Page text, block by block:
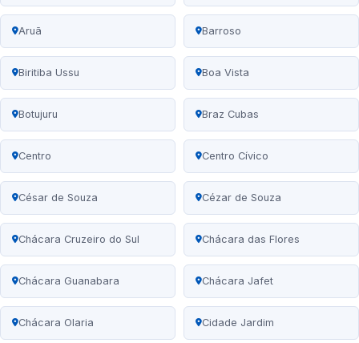
Aruã Barroso
Biritiba Ussu Boa Vista
Botujuru Braz Cubas
Centro Centro Cívico
César de Souza Cézar de Souza
Chácara Cruzeiro do Sul Chácara das Flores
Chácara Guanabara Chácara Jafet
Chácara Olaria Cidade Jardim